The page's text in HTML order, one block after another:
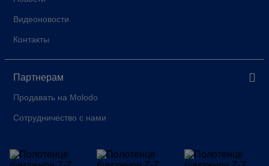
Видеоновости
Контакты
Партнерам
Продавать на Molodo
Сотрудничество с нами